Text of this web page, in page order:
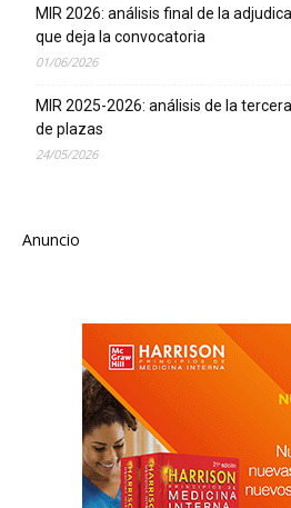
MIR 2026: análisis final de la
que deja la convocatoria
01/06/2026
MIR 2025-2026: análisis de la
de plazas
24/05/2026
Anuncio